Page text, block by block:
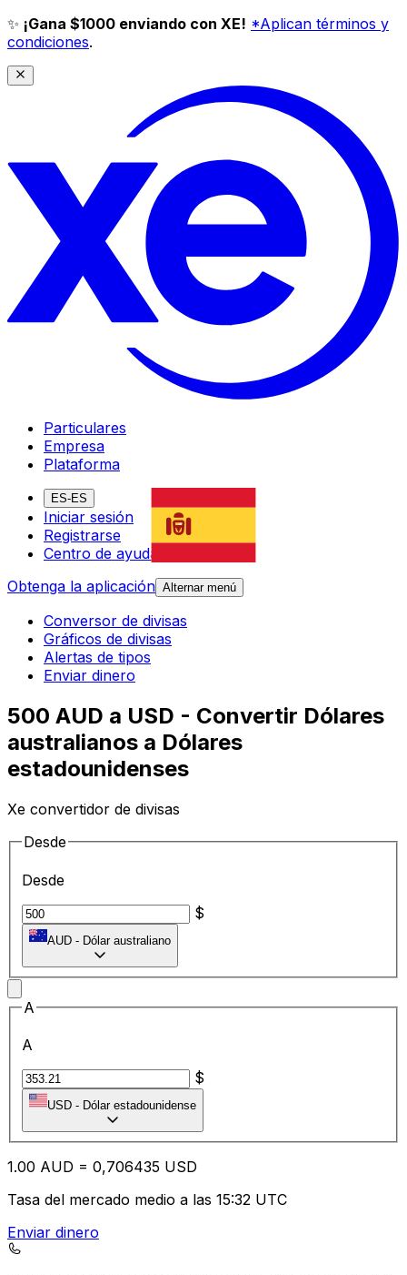
✨ ¡Gana $1000 enviando con XE! *Aplican términos y
condiciones.
Particulares
Empresa
Plataforma
ES-ES
Iniciar sesión
Registrarse
Centro de ayuda
Obtenga la aplicación Alternar menú
Conversor de divisas
Gráficos de divisas
Alertas de tipos
Enviar dinero
500 AUD a USD - Convertir Dólares
australianos a Dólares
estadounidenses
Xe convertidor de divisas
Desde
Desde
$
AUD - Dólar australiano
A
A
$
USD - Dólar estadounidense
1.00 AUD = 0,706435 USD
Tasa del mercado medio a las 15:32 UTC
Enviar dinero